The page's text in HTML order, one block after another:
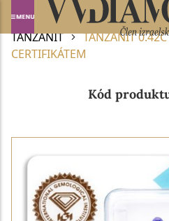
Domů
DRAHOKAMY A
TANZANIT
TANZANIT
CERTIFIKÁTEM
Kód